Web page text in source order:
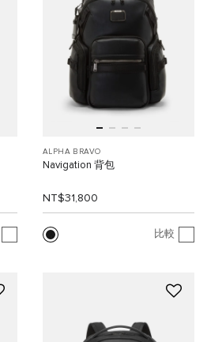
ALPHA BRAVO
Navigation 背包
NT$31,800
比較